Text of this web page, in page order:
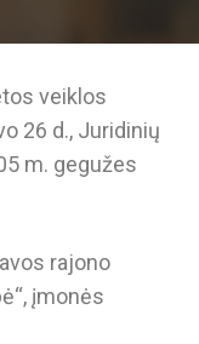
veiklos
26 d., Juridinių
m. gegužes
rajono
įmonės